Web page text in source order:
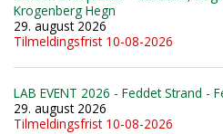
Krogenberg Hegn
29. august 2026
Tilmeldingsfrist 10-08-2026
LAB EVENT 2026 - Feddet Strand -
29. august 2026
Tilmeldingsfrist 10-08-2026